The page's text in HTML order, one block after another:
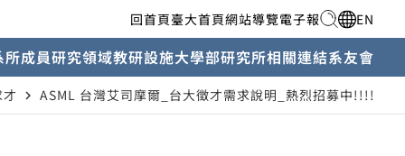
回首頁臺大首頁網站導覽電子報 EN
所成員研究領域教研設施大學部研究所相關連結系友會
navigate_next ASML 台灣艾司摩爾_台大徵才需求說明_熱烈招募中!!!!